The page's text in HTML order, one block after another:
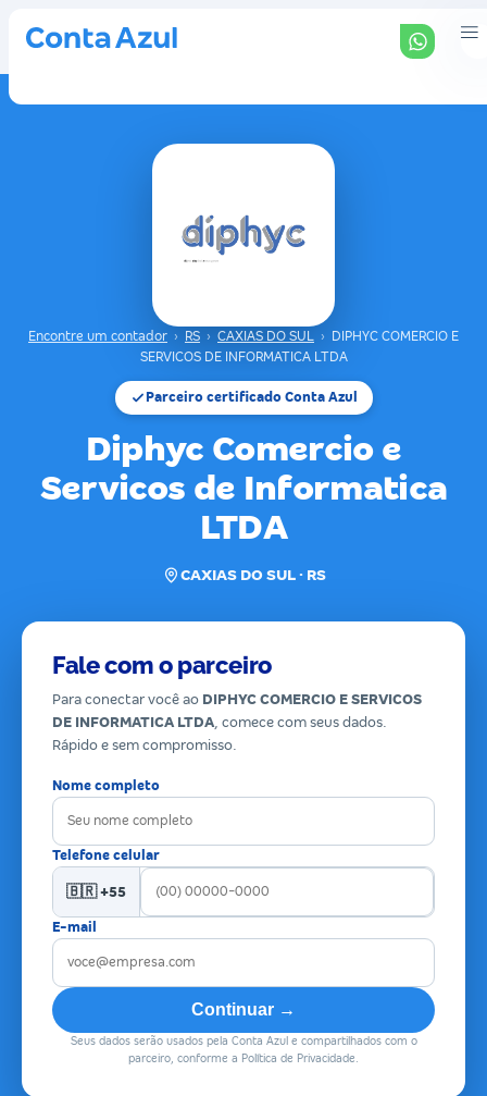
Encontre um contador › RS › CAXIAS DO SUL ›
DIPHYC COMERCIO E
SERVICOS DE INFORMATICA LTDA
Parceiro certificado Conta Azul
Diphyc Comercio e
Servicos de Informatica
LTDA
CAXIAS DO SUL · RS
Fale com o parceiro
Para conectar você ao DIPHYC COMERCIO E SERVICOS
DE INFORMATICA LTDA, comece com seus dados.
Rápido e sem compromisso.
Nome completo
Telefone celular
🇧🇷 +55
E-mail
Continuar →
Seus dados serão usados pela Conta Azul e compartilhados com o
parceiro, conforme a Política de Privacidade.